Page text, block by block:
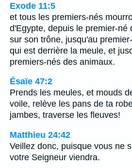
Exode 11:5
et tous les premiers-nés
d'Egypte, depuis le premier-né
sur son trône, jusqu'au
qui est derrière la meule, et
premiers-nés des animaux.
Ésaïe 47:2
Prends les meules, et mouds
voile, relève les pans de ta
jambes, traverse les fleuves!
Matthieu 24:42
Veillez donc, puisque vous ne
votre Seigneur viendra.